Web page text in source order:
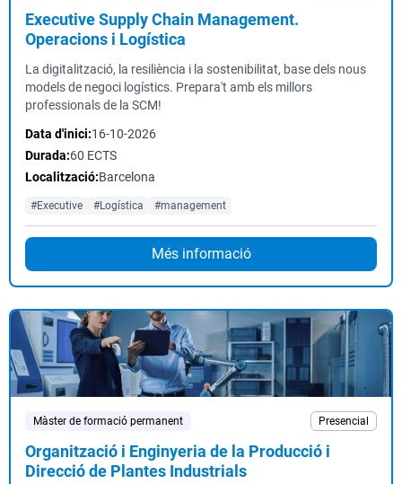
Executive Supply Chain Management.
Operacions i Logística
La digitalització, la resiliència i la sostenibilitat, base dels nous
models de negoci logístics. Prepara't amb els millors
professionals de la SCM!
Data d'inici:16-10-2026
Durada:60 ECTS
Localització:Barcelona
#Executive #Logística #management
Més informació
Màster de formació permanent Presencial
Organització i Enginyeria de la Producció i
Direcció de Plantes Industrials